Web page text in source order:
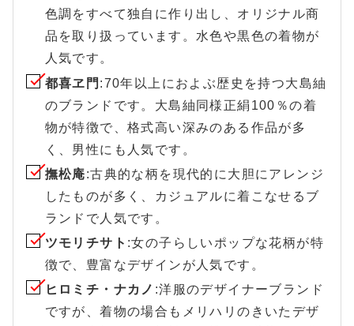
色調をすべて独自に作り出し、オリジナル商
品を取り扱っています。水色や黒色の着物が
人気です。
都喜ヱ門 :70年以上におよぶ歴史を持つ大島紬
のブランドです。大島紬同様正絹100％の着
物が特徴で、格式高い深みのある作品が多
く、男性にも人気です。
撫松庵:古典的な柄を現代的に大胆にアレンジ
したものが多く、カジュアルに着こなせるブ
ランドで人気です。
ツモリチサト :女の子らしいポップな花柄が特
徴で、豊富なデザインが人気です。
ヒロミチ・ナカノ :洋服のデザイナーブランド
ですが、着物の場合もメリハリのきいたデザ